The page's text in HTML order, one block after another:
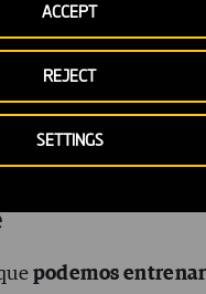
SETTINGS
REJECT
ACCEPT
necesita gran
a lo largo del
que los cambios
podemos